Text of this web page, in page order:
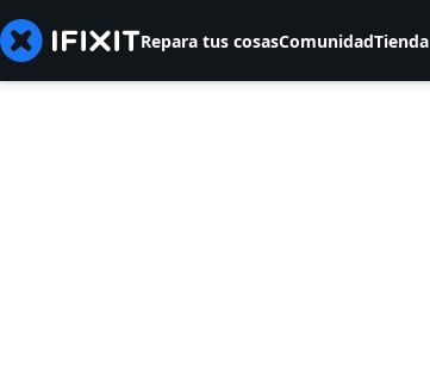
Repara tus cosasComunidadTienda